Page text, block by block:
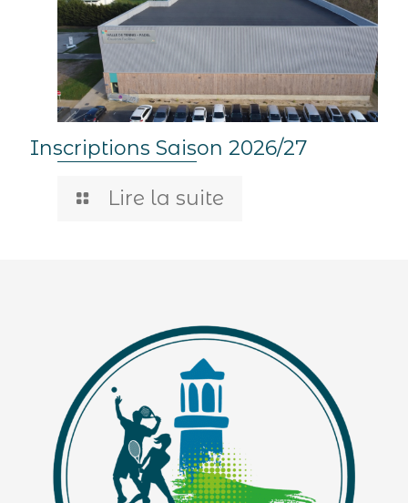
Inscriptions Saison 2026/27
Lire la suite